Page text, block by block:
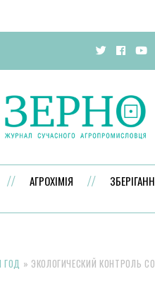
АГРОХІМІЯ
ГОД » ЭКОЛОГИЧЕСКИЙ КОНТРОЛЬ